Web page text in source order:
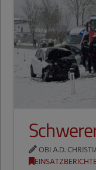
OBI A.D.